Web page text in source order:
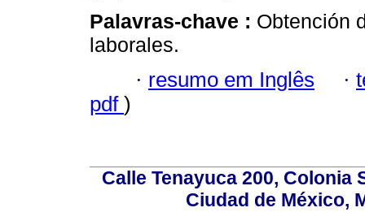
Palavras-chave : Obtención
laborales.
· resumo em Inglês ·
pdf )
Calle Tenayuca 200, Colonia
Ciudad de México,